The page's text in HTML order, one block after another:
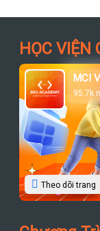
HỌC VIỆN
MCI
95.7k
Theo dõi trang